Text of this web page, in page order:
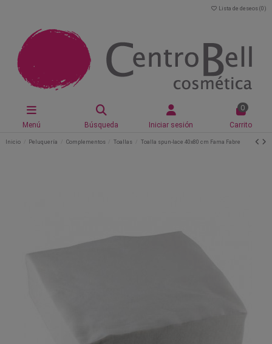
Lista de deseos (0 )
Menú Búsqueda Iniciar sesión
0
Carrito
Inicio Peluquería Complementos Toallas Toalla spun-lace 40x80 cm Fama Fabre